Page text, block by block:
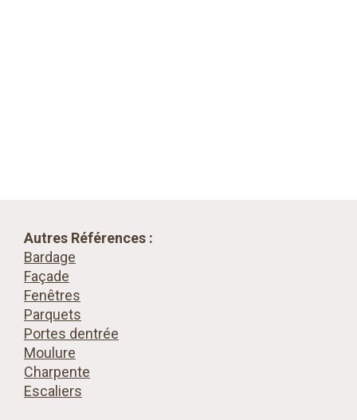
Autres Références :
Bardage
Façade
Fenêtres
Parquets
Portes dentrée
Moulure
Charpente
Escaliers